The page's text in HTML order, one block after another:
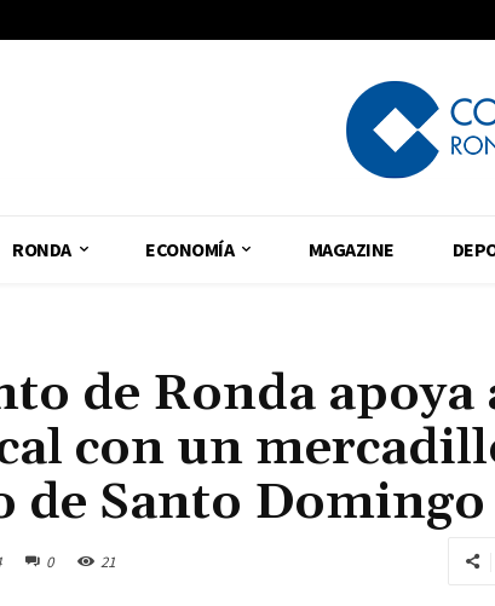
RONDA ECONOMÍA MAGAZINE
de Ronda apoya
con un
de Santo Domingo
0 21